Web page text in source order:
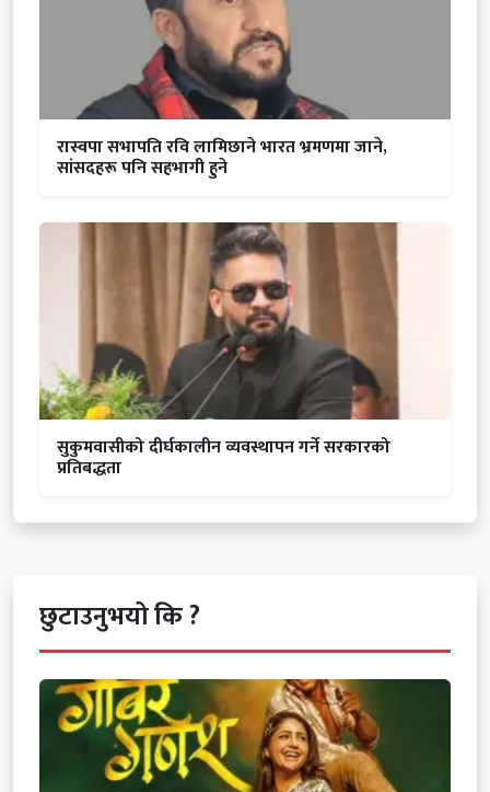
रास्वपा सभापति रवि लामिछाने भारत भ्रमणमा जाने,
सांसदहरू पनि सहभागी हुने
सुकुमवासीको दीर्घकालीन व्यवस्थापन गर्ने सरकारको
प्रतिबद्धता
छुटाउनुभयो कि ?